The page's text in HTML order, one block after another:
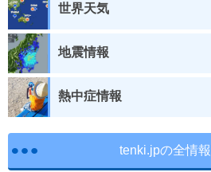
世界天気
地震情報
熱中症情報
tenki.jpの全情